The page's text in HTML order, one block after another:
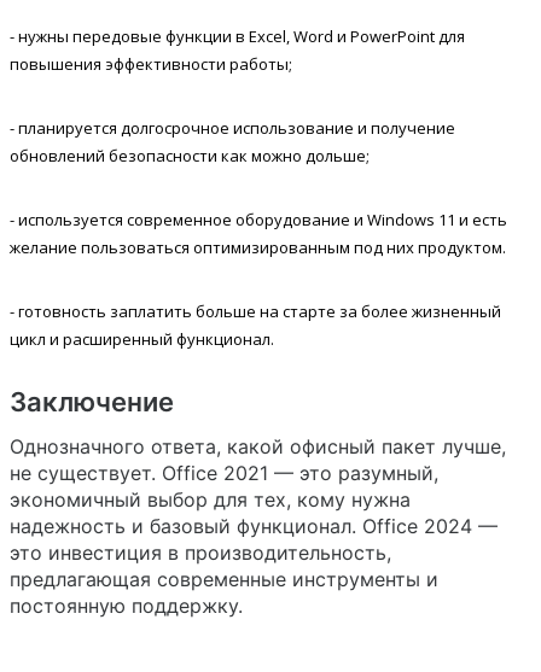
- нужны передовые функции в Excel, Word и PowerPoint для
повышения эффективности работы;
- планируется долгосрочное использование и получение
обновлений безопасности как можно дольше;
- используется современное оборудование и Windows 11 и есть
желание пользоваться оптимизированным под них продуктом.
- готовность заплатить больше на старте за более жизненный
цикл и расширенный функционал.
Заключение
Однозначного ответа, какой офисный пакет лучше,
не существует. Office 2021 — это разумный,
экономичный выбор для тех, кому нужна
надежность и базовый функционал. Office 2024 —
это инвестиция в производительность,
предлагающая современные инструменты и
постоянную поддержку.